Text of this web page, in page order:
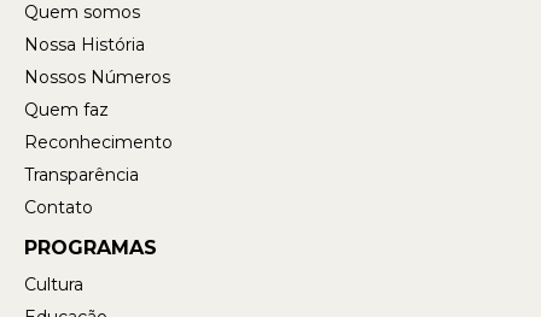
Quem somos
Nossa História
Nossos Números
Quem faz
Reconhecimento
Transparência
Contato
PROGRAMAS
Cultura